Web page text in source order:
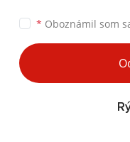
* Oboznámil som